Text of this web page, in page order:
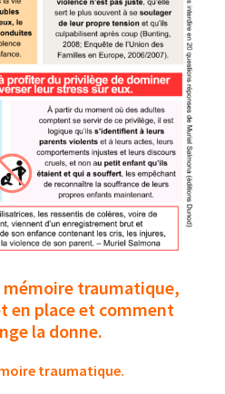
mémoire traumatique,
en place et comment
la donne.
traumatique.